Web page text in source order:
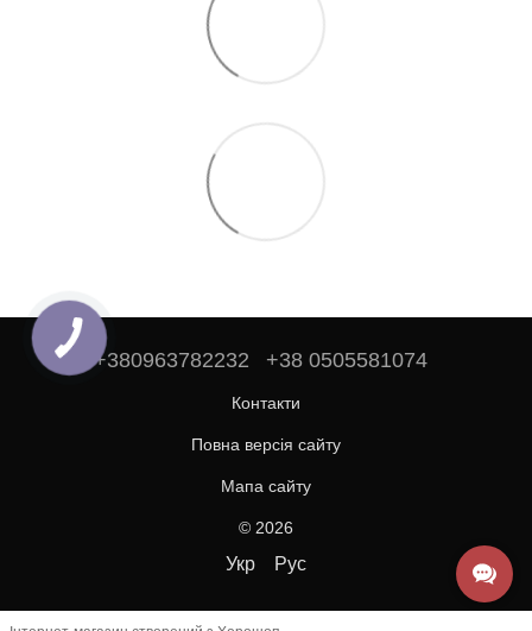
+380963782232 +38 0505581074
Контакти
Повна версія сайту
Мапа сайту
© 2026
Укр Рус